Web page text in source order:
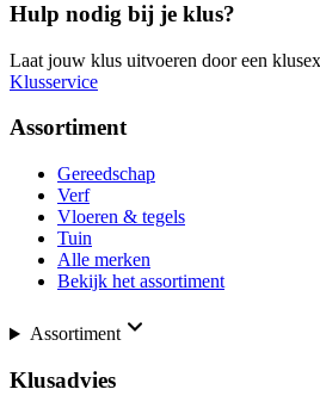
Hulp nodig bij je klus?
Laat jouw klus uitvoeren door een
Klusservice
Assortiment
Gereedschap
Verf
Vloeren & tegels
Tuin
Alle merken
Bekijk het assortiment
Assortiment
Klusadvies